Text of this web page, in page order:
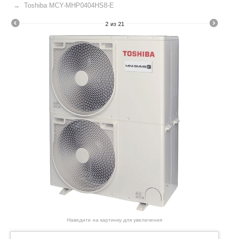
Toshiba MCY-MHP0404HS8-E
2 из 21
Наведите на картинку для увеличения